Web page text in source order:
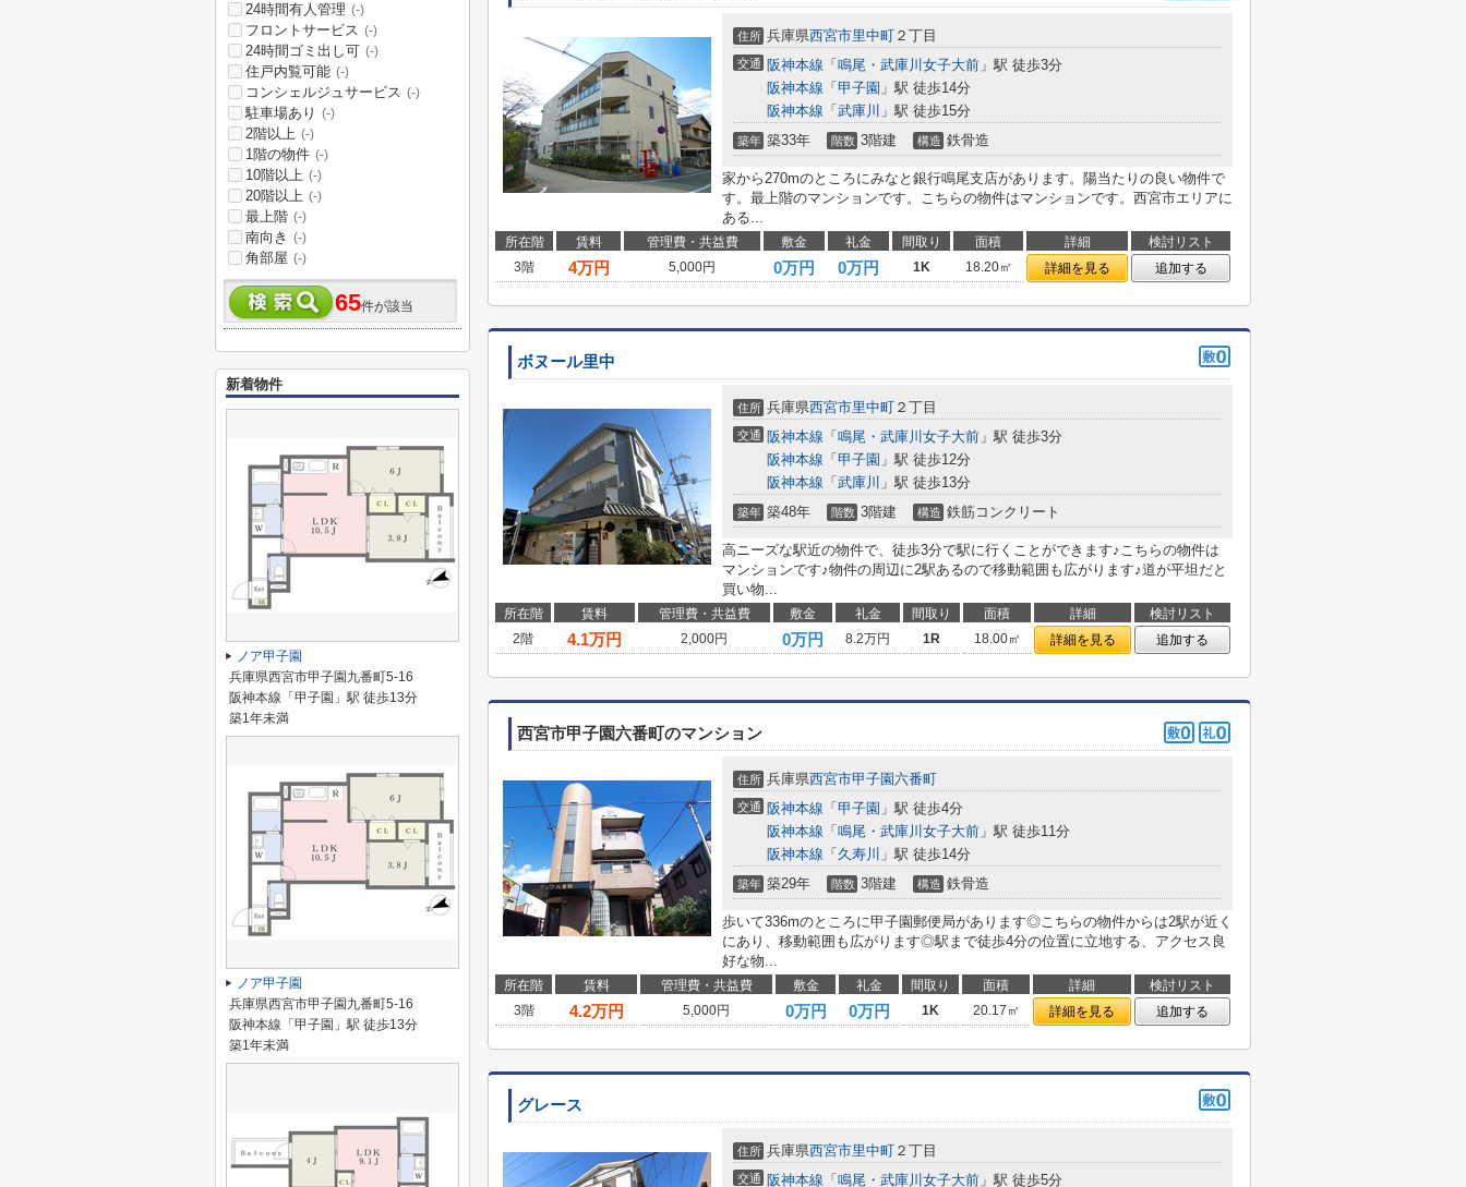
住所 兵庫県西宮市里中町 ２丁目
交通 阪神本線 「 鳴尾・武庫川女子大前 」駅 徒歩3分
阪神本線 「 甲子園 」駅 徒歩14分
阪神本線 「 武庫川 」駅 徒歩15分
築年 築33年 階数 3階建 構造 鉄骨造
家から270mのところにみなと銀行鳴尾支店があります。陽当たりの良い物件で
す。最上階のマンションです。こちらの物件はマンションです。西宮市エリアに
ある...
所在階 賃料 管理費・共益費 敷金 礼金 間取り 面積 詳細
検討リスト
3階
4万円 5,000円 0万円 0万円 1K 18.20㎡ 詳細を見る 追加する
ボヌール里中
住所 兵庫県西宮市里中町 ２丁目
交通 阪神本線 「 鳴尾・武庫川女子大前 」駅 徒歩3分
阪神本線 「 甲子園 」駅 徒歩12分
阪神本線 「 武庫川 」駅 徒歩13分
築年 築48年 階数 3階建 構造 鉄筋コンクリート
高ニーズな駅近の物件で、徒歩3分で駅に行くことができます♪こちらの物件は
マンションです♪物件の周辺に2駅あるので移動範囲も広がります♪道が平坦だと
買い物...
所在階 賃料 管理費・共益費 敷金 礼金 間取り 面積 詳細
検討リスト
2階
4.1万円 2,000円 0万円 8.2万円 1R 18.00㎡ 詳細を見る 追加する
西宮市甲子園六番町のマンション
住所 兵庫県西宮市甲子園六番町
交通 阪神本線 「 甲子園 」駅 徒歩4分
阪神本線 「 鳴尾・武庫川女子大前 」駅 徒歩11分
阪神本線 「 久寿川 」駅 徒歩14分
築年 築29年 階数 3階建 構造 鉄骨造
歩いて336mのところに甲子園郵便局があります◎こちらの物件からは2駅が近く
にあり、移動範囲も広がります◎駅まで徒歩4分の位置に立地する、アクセス良
好な物...
所在階 賃料 管理費・共益費 敷金 礼金 間取り 面積 詳細
検討リスト
3階
4.2万円 5,000円 0万円 0万円 1K 20.17㎡ 詳細を見る 追加する
グレース
住所 兵庫県西宮市里中町 ２丁目
交通 阪神本線 「 鳴尾・武庫川女子大前 」駅 徒歩5分
24時間有人管理 (-)
フロントサービス (-)
24時間ゴミ出し可 (-)
住戸内覧可能 (-)
コンシェルジュサービス (-)
駐車場あり (-)
2階以上 (-)
1階の物件 (-)
10階以上 (-)
20階以上 (-)
最上階 (-)
南向き (-)
角部屋 (-)
65件が該当
新着物件
ノア甲子園
兵庫県西宮市甲子園九番町5-16
阪神本線「甲子園」駅 徒歩13分
築1年未満
ノア甲子園
兵庫県西宮市甲子園九番町5-16
阪神本線「甲子園」駅 徒歩13分
築1年未満